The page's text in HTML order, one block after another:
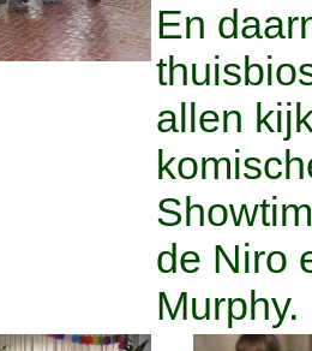
En
allen
de Niro
Murphy.